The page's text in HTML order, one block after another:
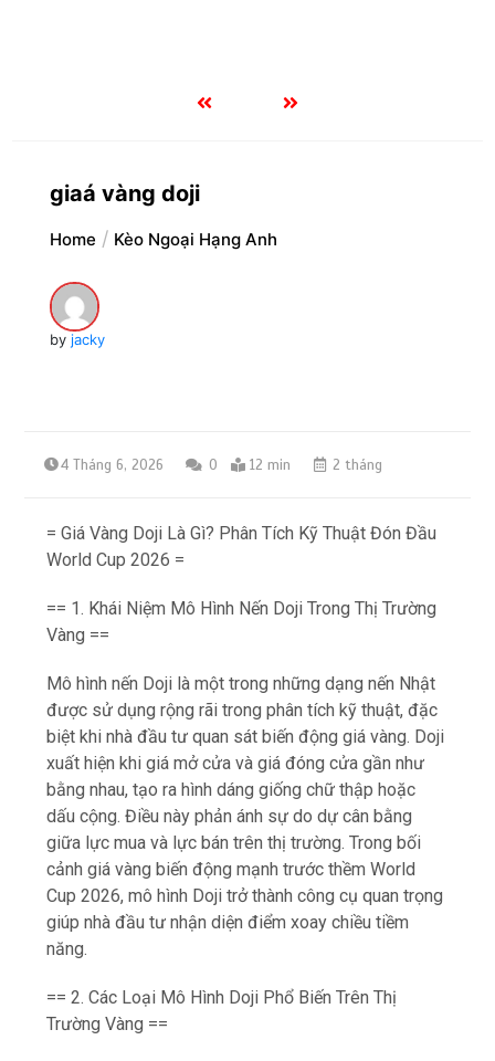
giaá vàng doji
Home Kèo Ngoại Hạng Anh
by jacky
4 Tháng 6, 2026 0 12 min 2 tháng
= Giá Vàng Doji Là Gì? Phân Tích Kỹ Thuật Đón Đầu
World Cup 2026 =
== 1. Khái Niệm Mô Hình Nến Doji Trong Thị Trường
Vàng ==
Mô hình nến Doji là một trong những dạng nến Nhật
được sử dụng rộng rãi trong phân tích kỹ thuật, đặc
biệt khi nhà đầu tư quan sát biến động giá vàng. Doji
xuất hiện khi giá mở cửa và giá đóng cửa gần như
bằng nhau, tạo ra hình dáng giống chữ thập hoặc
dấu cộng. Điều này phản ánh sự do dự cân bằng
giữa lực mua và lực bán trên thị trường. Trong bối
cảnh giá vàng biến động mạnh trước thềm World
Cup 2026, mô hình Doji trở thành công cụ quan trọng
giúp nhà đầu tư nhận diện điểm xoay chiều tiềm
năng.
== 2. Các Loại Mô Hình Doji Phổ Biến Trên Thị
Trường Vàng ==